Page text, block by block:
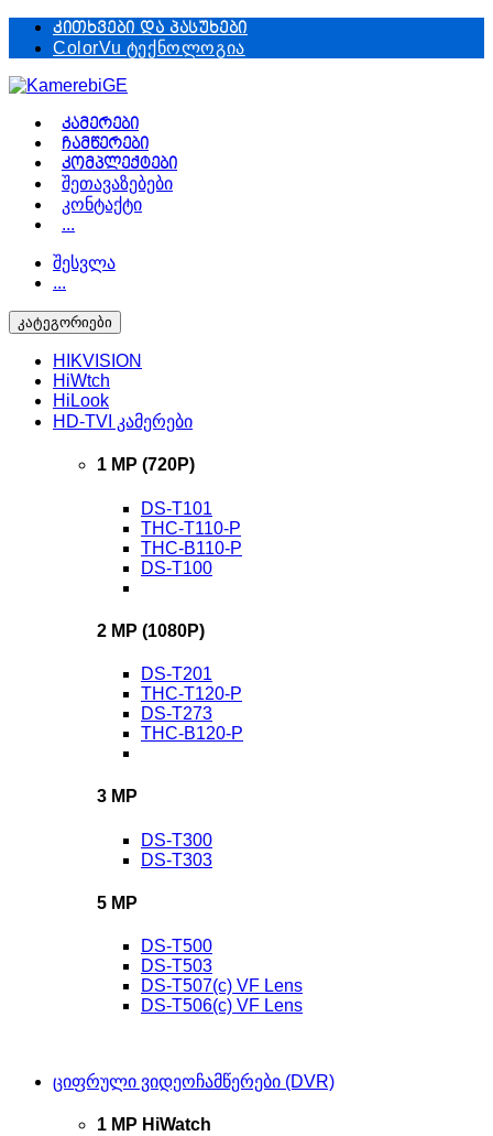
Skip
Skip
კითხვები და პასუხები
ColorVu ტექნოლოგია
კამერები
ჩამწერები
კომპლექტები
შეთავაზებები
კონტაქტი
...
შესვლა
...
კატეგორიები
HIKVISION
HiWtch
HiLook
HD-TVI კამერები
1 MP (720P)
DS-T101
THC-T110-P
THC-B110-P
DS-T100
2 MP (1080P)
DS-T201
THC-T120-P
DS-T273
THC-B120-P
3 MP
DS-T300
DS-T303
5 MP
DS-T500
DS-T503
DS-T507(c) VF Lens
DS-T506(c) VF Lens
ციფრული ვიდეოჩამწერები (DVR)
1 MP HiWatch